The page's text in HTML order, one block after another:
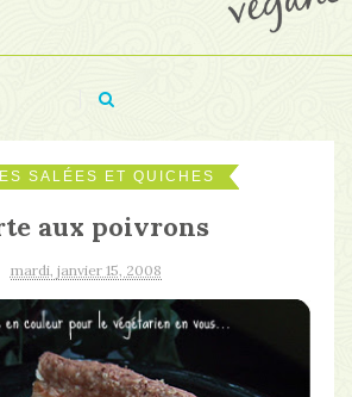
SALÉES ET QUICHES
aux poivrons
mardi, janvier 15, 2008